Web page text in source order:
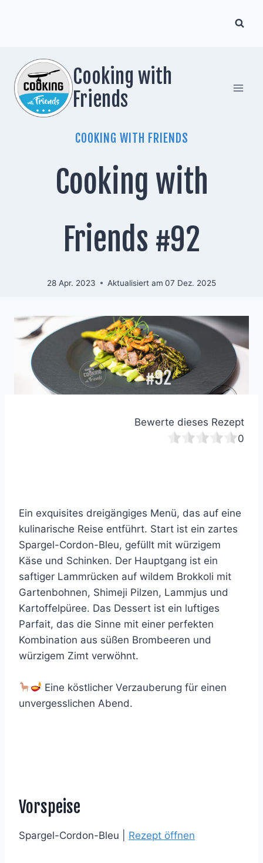
Cooking with
Friends
COOKING WITH FRIENDS
Cooking with
Friends #92
28 Apr. 2023 Aktualisiert am 07 Dez. 2025
Bewerte dieses Rezept
0
Ein exquisites dreigängiges Menü, das auf eine
kulinarische Reise entführt. Start ist ein zartes
Spargel-Cordon-Bleu, gefüllt mit würzigem
Käse und Schinken. Der Hauptgang ist ein
saftiger Lammrücken auf wildem Brokkoli mit
Gartenbohnen, Shimeji Pilzen, Lammjus und
Kartoffelpüree. Das Dessert ist ein luftiges
Parfait, das die Sinne mit einer perfekten
Kombination aus süßen Brombeeren und
würzigem Zimt verwöhnt.
Eine köstlicher Verzauberung für einen
unvergesslichen Abend.
Vorspeise
Spargel-Cordon-Bleu | Rezept öffnen